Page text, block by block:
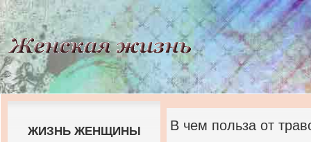
В чем польза от
ЖИЗНЬ ЖЕНЩИНЫ